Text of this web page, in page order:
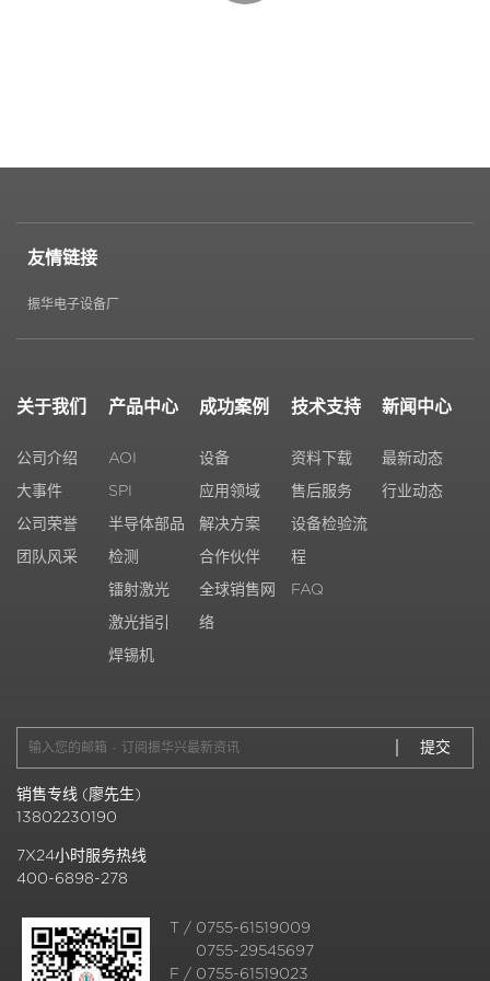
友情链接
振华电子设备厂
关于我们
公司介绍
大事件
公司荣誉
团队风采
产品中心
AOI
SPI
半导体部品
检测
镭射激光
激光指引
焊锡机
成功案例
设备
应用领域
解决方案
合作伙伴
全球销售网
络
技术支持
资料下载
售后服务
设备检验流
程
FAQ
新闻中心
最新动态
行业动态
销售专线 (廖先生)
13802230190
7X24小时服务热线
400-6898-278
T / 0755-61519009
0755-29545697
F / 0755-61519023